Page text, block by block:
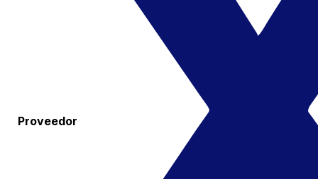
Proveedor